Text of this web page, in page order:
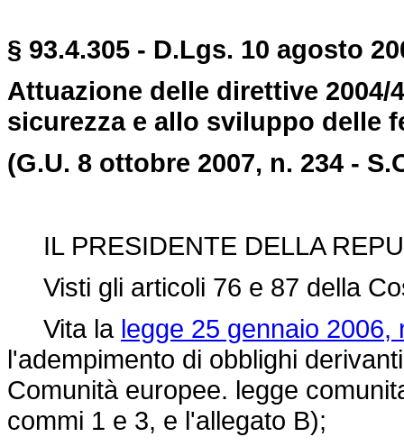
§ 93.4.305 - D.Lgs. 10 agosto
Attuazione delle direttive 2004/
sicurezza e allo sviluppo delle
(G.U. 8 ottobre 2007, n. 234 -
IL PRESIDENTE DELLA
Visti gli articoli 76 e 87 della
Vita la legge 25 gennaio 2006,
l'adempimento di obblighi
Comunità europee. legge
commi 1 e 3, e l'allegato B);